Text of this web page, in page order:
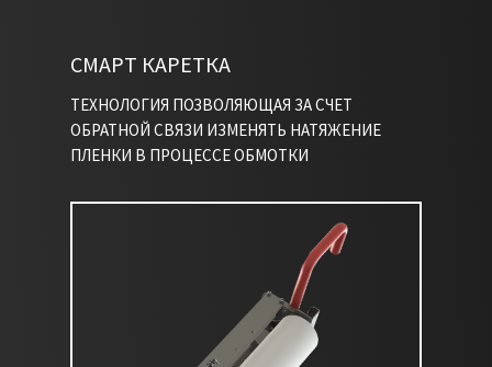
НАПИСАТЬ В TELEGRAM
ТЕХНОЛОГИЯ ПОЗВОЛЯЮЩАЯ ЗА СЧЕТ
ОБРАТНОЙ СВЯЗИ ИЗМЕНЯТЬ НАТЯЖЕНИЕ
ПЛЕНКИ В ПРОЦЕССЕ ОБМОТКИ
СМАРТ КАРЕТКА